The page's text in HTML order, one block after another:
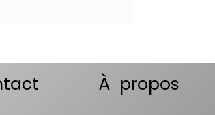
À propos